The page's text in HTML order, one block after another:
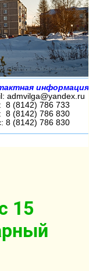
информация:
admvilga@yandex.ru
8 (8142) 786 733
8 (8142) 786 830
8 (8142) 786 830
15